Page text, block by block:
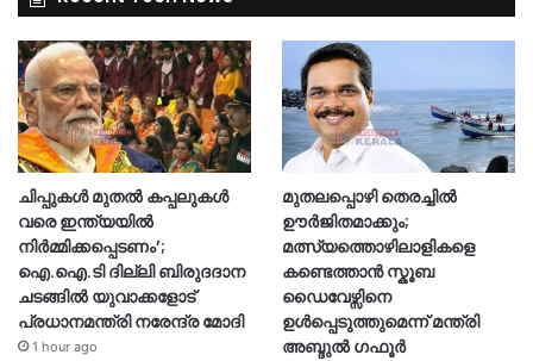
ചിപ്പുകൾ മുതൽ കപ്പലുകൾ
വരെ ഇന്ത്യയിൽ
നിർമ്മിക്കപ്പെടണം’;
ഐ.ഐ.ടി ദില്ലി ബിരുദദാന
ചടങ്ങിൽ യുവാക്കളോട്
പ്രധാനമന്ത്രി നരേന്ദ്ര മോദി
1 hour ago
മുതലപ്പൊഴി തെരച്ചിൽ
ഊർജിതമാക്കും;
മത്സ്യത്തൊഴിലാളികളെ
കണ്ടെത്താൻ സ്കൂബ
ഡൈവേഴ്സിനെ
ഉൾപ്പെടുത്തുമെന്ന് മന്ത്രി
അബ്ദുൽ ഗഫൂർ